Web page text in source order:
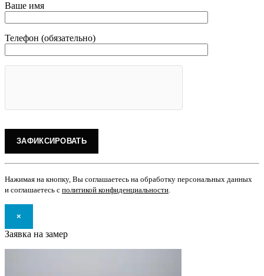
Ваше имя
Телефон (обязательно)
Нажимая на кнопку, Вы соглашаетесь на обработку персональных данных
и соглашаетесь с политикой конфиденциальности.
×
Заявка на замер